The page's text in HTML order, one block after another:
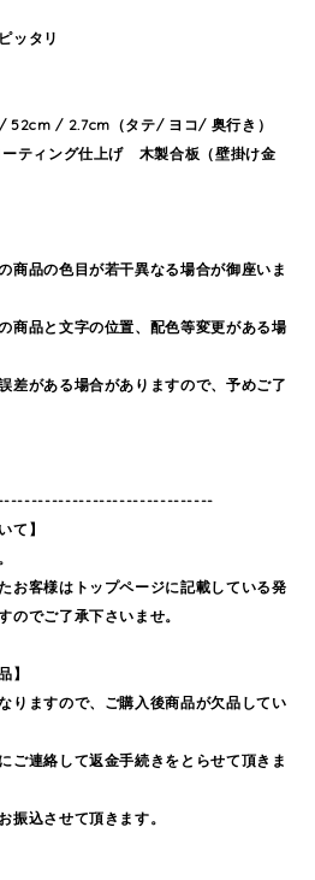
ッタリ
/ 2.7cm（タテ/ ヨコ/ 奥行き）
ティング仕上げ 木製合板（壁掛け金
商品の色目が若干異なる場合が御座いま
商品と文字の位置、配色等変更がある場
差がある場合がありますので、予めご了
て】
お客様はトップページに記載している発
のでご了承下さいませ。
】
りますので、ご購入後商品が欠品してい
ご連絡して返金手続きをとらせて頂きま
振込させて頂きます。